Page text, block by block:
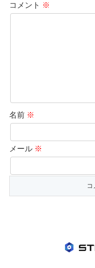
コメント ※
名前 ※
メール ※